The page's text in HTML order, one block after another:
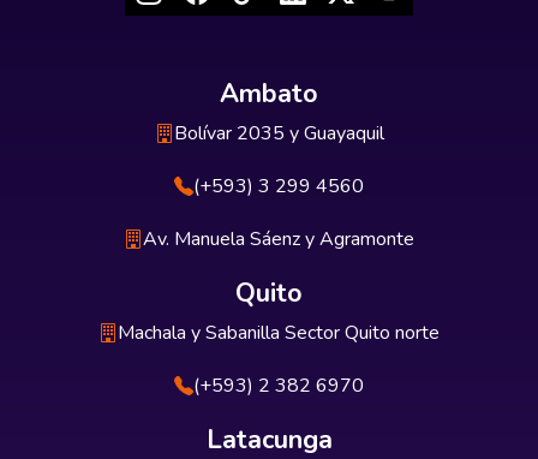
Ambato
Bolívar 2035 y Guayaquil
(+593) 3 299 4560
Av. Manuela Sáenz y Agramonte
Quito
Machala y Sabanilla Sector Quito norte
(+593) 2 382 6970
Latacunga